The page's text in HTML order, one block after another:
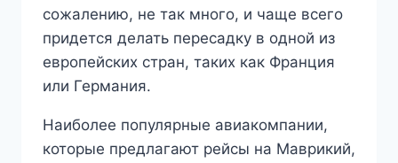
сожалению, не так много, и чаще всего
придется делать пересадку в одной из
европейских стран, таких как Франция
или Германия.
Наиболее популярные авиакомпании,
которые предлагают рейсы на Маврикий,